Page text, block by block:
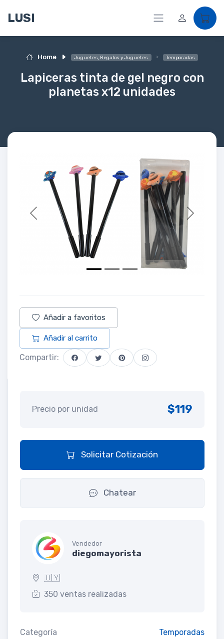
LUSI
Home Juguetes, Regalos y Juguetes Temporadas
Lapiceras tinta de gel negro con
planetas x12 unidades
Previous Next
Añadir a favoritos
Añadir al carrito
Compartir:
Precio por unidad $119
Solicitar Cotización
Chatear
Vendedor
diegomayorista
🇺🇾
350 ventas realizadas
Categoría Temporadas